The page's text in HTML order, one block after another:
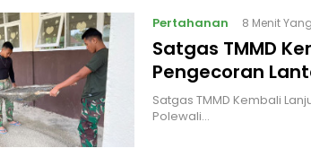
Pertahanan 8 Menit
Satgas TMMD
Pengecoran
Satgas TMMD Kembali
Polewali…